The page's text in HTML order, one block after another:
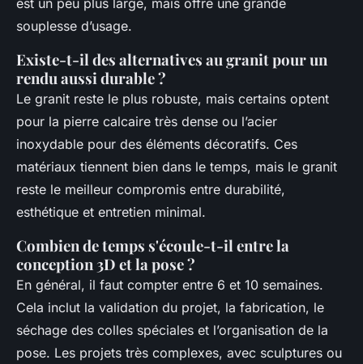
est un peu plus large, mais offre une grande
souplesse d’usage.
Existe-t-il des alternatives au granit pour un
rendu aussi durable ?
Le granit reste le plus robuste, mais certains optent
pour la pierre calcaire très dense ou l’acier
inoxydable pour des éléments décoratifs. Ces
matériaux tiennent bien dans le temps, mais le granit
reste le meilleur compromis entre durabilité,
esthétique et entretien minimal.
Combien de temps s'écoule-t-il entre la
conception 3D et la pose ?
En général, il faut compter entre 6 et 10 semaines.
Cela inclut la validation du projet, la fabrication, le
séchage des colles spéciales et l’organisation de la
pose. Les projets très complexes, avec sculptures ou